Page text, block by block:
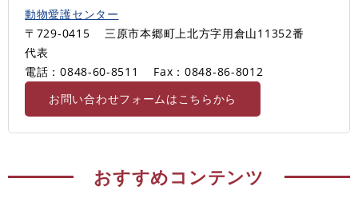
動物愛護センター
〒729-0415
三原市本郷町上北方字用倉山11352番
代表
電話：0848-60-8511
Fax：0848-86-8012
お問い合わせフォームはこちらから
おすすめコンテンツ